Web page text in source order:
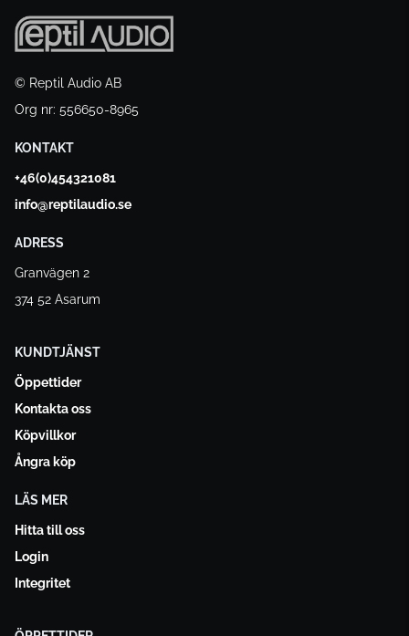
© Reptil Audio AB
Org nr: 556650-8965
KONTAKT
+46(0)454321081
info@reptilaudio.se
ADRESS
Granvägen 2
374 52 Asarum
KUNDTJÄNST
Öppettider
Kontakta oss
Köpvillkor
Ångra köp
LÄS MER
Hitta till oss
Login
Integritet